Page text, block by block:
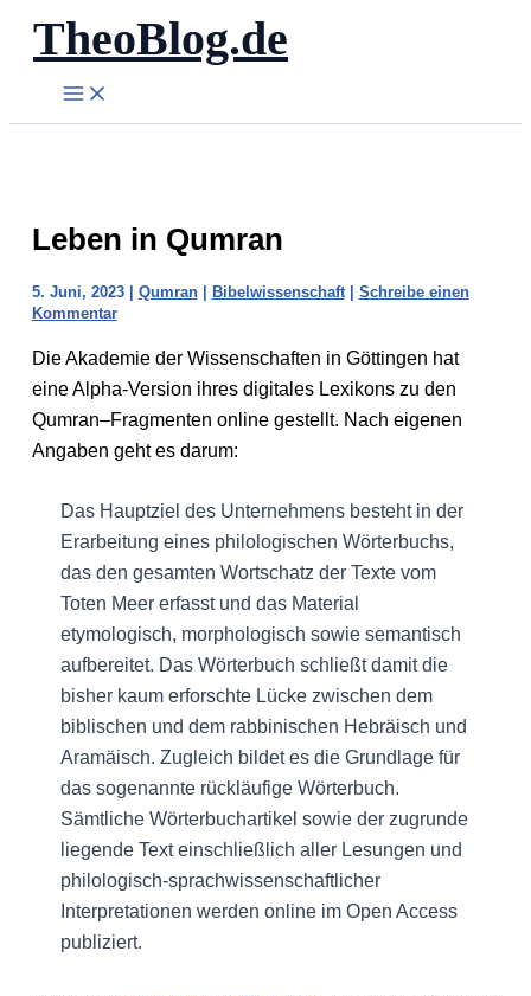
Zum
Inhalt
springen
TheoBlog.de
Leben in Qumran
5. Juni, 2023 | Qumran| Bibelwissenschaft| Schreibe einen
Kommentar
Die Akademie der Wissenschaften in Göttingen hat
eine Alpha-Version ihres digitales Lexikons zu den
Qumran–Fragmenten online gestellt. Nach eigenen
Angaben geht es darum:
Das Hauptziel des Unternehmens besteht in der
Erarbeitung eines philologischen Wörterbuchs,
das den gesamten Wortschatz der Texte vom
Toten Meer erfasst und das Material
etymologisch, morphologisch sowie semantisch
aufbereitet. Das Wörterbuch schließt damit die
bisher kaum erforschte Lücke zwischen dem
biblischen und dem rabbinischen Hebräisch und
Aramäisch. Zugleich bildet es die Grundlage für
das sogenannte rückläufige Wörterbuch.
Sämtliche Wörterbuchartikel sowie der zugrunde
liegende Text einschließlich aller Lesungen und
philologisch-sprachwissenschaftlicher
Interpretationen werden online im Open Access
publiziert.